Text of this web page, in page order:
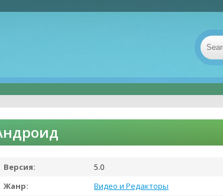
Версия:
5.0
Жанр:
Видео и Редакторы